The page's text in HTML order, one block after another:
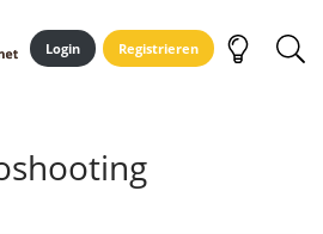
Login Registrieren